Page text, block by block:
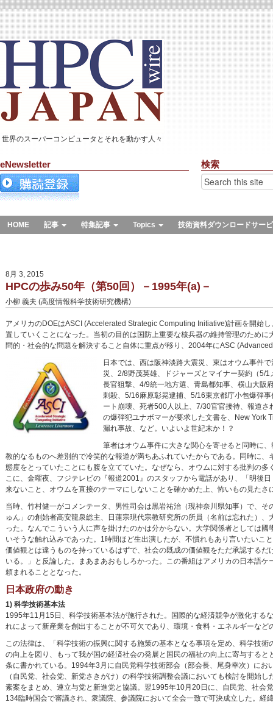
世界のスーパーコンピュータとそれを動かす人々
eNewsletter 検索
HOME 記事 特集記事 Topics 技術資料ダウンロードサー
8月 3, 2015
HPCの歩み50年（第50回）－1995年(a)－
小柳 義夫 (高度情報科学技術研究機構)
アメリカのDOEはASCI (Accelerated Strategic Computing Initiative)計画を開始
置していくことになった。当初の目的は国防上重要な核兵器の維持管理のため
問的・社会的な問題を解決すること自体に重点が移り、2004年にASC
日本では、西は阪神淡路大震災、東はオウム事件
災、2/8野茂英雄、ドジャーズとマイナー契約（5/
長官狙撃、4/9統一地方選、青島都知事、横山大阪
刺殺、5/16麻原彰晃逮捕、5/16東京都庁小包爆弾
ート崩壊、死者500人以上、7/30官官接待、報道
の爆弾犯ユナボマーが要求した文書を、New York
漏れ事故、など。いよいよ世紀末か！？
筆者はオウム事件に大きな関心を寄せると同時に
教的なるものへ差別的で冷笑的な報道が満ちあふれていたからである。同時に
態度をとっていたことにも腹を立てていた。なぜなら、オウムに対する批判の
こに、金曜夜、フジテレビの『報道2001』のスタッフから電話があり、「明後
来ないこと、オウムを直接のテーマにしないことを確かめた上、怖いもの見たさ
当時、竹村健一がコメンテータ、男性司会は黒岩祐治（現神奈川県知事）で、
ゅん」の創始者高安龍泉総主、日蓮宗現代宗教研究所の所員（名前は忘れた）
った。なんでこういう人に声を掛けたのかは分からない。大学関係者としては
いそうな触れ込みであった。1時間ほど生出演したが、不慣れもあり言いたい
価値観とは違うものを持っているはずで、社会の既成の価値観をただ承認する
いる。」と反論した。まあまあおもしろかった。この番組はアメリカの日本語
頼まれることとなった。
日本政府の動き
1) 科学技術基本法
1995年11月15日、科学技術基本法が施行された。国際的な経済競争が激化す
れによって新産業を創出することが不可欠であり、環境・食料・エネルギーな
この法律は、「科学技術の振興に関する施策の基本となる事項を定め、科学技
の向上を図り、もって我が国の経済社会の発展と国民の福祉の向上に寄与する
条に書かれている。1994年3月に自民党科学技術部会（部会長、尾身幸次）に
（自民党、社会党、新党さきがけ）の科学技術調整会議においても検討を開始
素案をまとめ、連立与党と新進党と協議。翌1995年10月20日に、自民党、社
134臨時国会で審議され、衆議院、参議院において全会一致で可決成立した。経